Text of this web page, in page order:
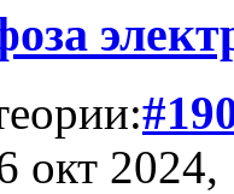
окт 2024,